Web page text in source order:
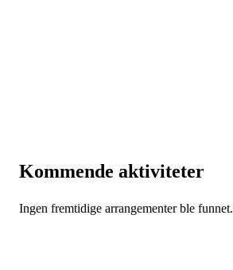
Kommende aktiviteter
Ingen fremtidige arrangementer ble funnet.